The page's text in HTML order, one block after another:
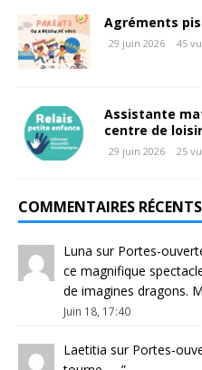
Agréments
29 juin 2026 45
Assistante
centre de
29 juin 2026 25
COMMENTAIRES RÉCENTS
Luna sur Portes-
ce magnifique
de imagines dragons.
Juin 18, 17:40
Laetitia sur Portes-